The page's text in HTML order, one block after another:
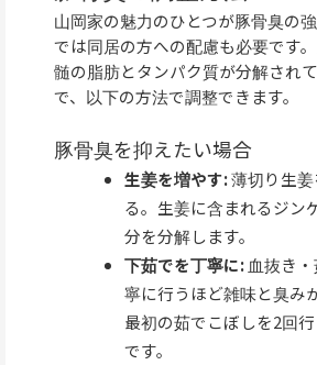
山岡家の魅力のひとつが豚骨臭の
では同居の方への配慮も必要です
髄の脂肪とタンパク質が分解され
で、以下の方法で調整できます。
豚骨臭を抑えたい場合
生姜を増やす:薄切り生姜
る。生姜に含まれるジン
分を分解します。
下茹でを丁寧に:血抜き・
寧に行うほど雑味と臭み
最初の茹でこぼしを2回
です。